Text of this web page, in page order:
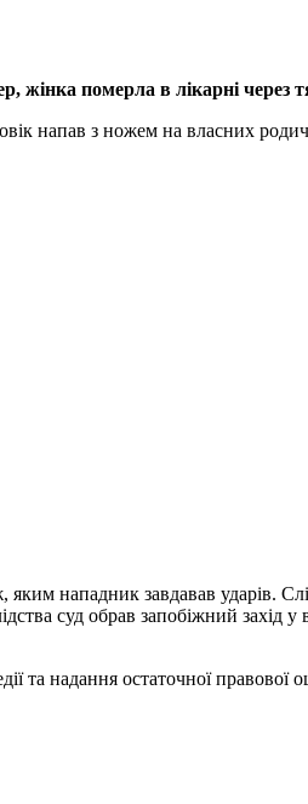
жінка померла в лікарні через
напав з ножем на власних
нападник завдавав ударів.
суд обрав запобіжний захід
та надання остаточної правової